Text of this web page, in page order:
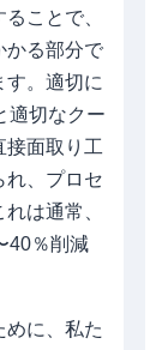
ことで、
かる部分で
す。適切に
適切なクー
接面取り工
れ、プロセ
は通常、
40％削減
めに、私た